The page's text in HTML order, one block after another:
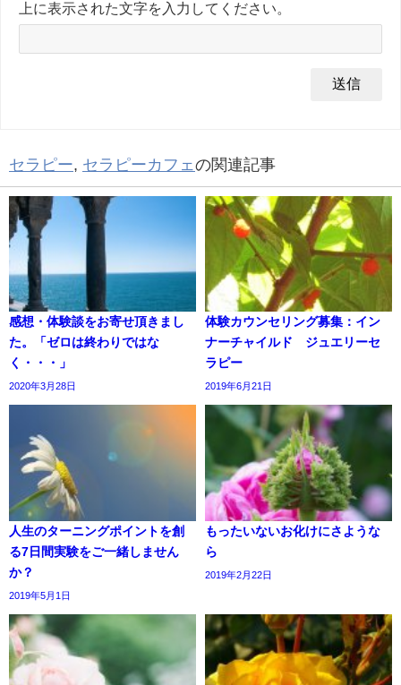
上に表示された文字を入力してください。
セラピー, セラピーカフェの関連記事
感想・体験談をお寄せ頂きまし
た。「ゼロは終わりではな
く・・・」
2020年3月28日
体験カウンセリング募集：イン
ナーチャイルド ジュエリーセ
ラピー
2019年6月21日
人生のターニングポイントを創
る7日間実験をご一緒しません
か？
2019年5月1日
もったいないお化けにさような
ら
2019年2月22日